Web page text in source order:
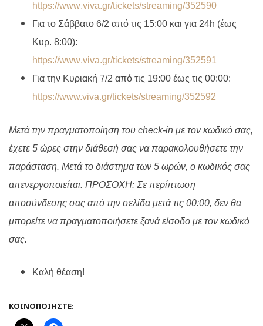
https://www.viva.gr/tickets/streaming/352590
Για το Σάββατο 6/2 από τις 15:00 και για 24h (έως
Κυρ. 8:00):
https://www.viva.gr/tickets/streaming/352591
Για την Κυριακή 7/2 από τις 19:00 έως τις 00:00:
https://www.viva.gr/tickets/streaming/352592
Μετά την πραγματοποίηση του check-in με τον κωδικό σας,
έχετε 5 ώρες στην διάθεσή σας να παρακολουθήσετε την
παράσταση. Μετά το διάστημα των 5 ωρών, ο κωδικός σας
απενεργοποιείται. ΠΡΟΣΟΧΗ: Σε περίπτωση
αποσύνδεσης σας από την σελίδα μετά τις 00:00, δεν θα
μπορείτε να πραγματοποιήσετε ξανά είσοδο με τον κωδικό
σας.
Καλή θέαση!
ΚΟΙΝΟΠΟΙΉΣΤΕ: